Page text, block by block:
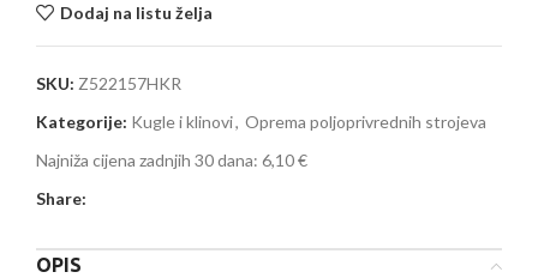
Dodaj na listu želja
SKU: Z522157HKR
Kategorije: Kugle i klinovi, Oprema poljoprivrednih strojeva
Najniža cijena zadnjih 30 dana: 6,10 €
Share:
OPIS